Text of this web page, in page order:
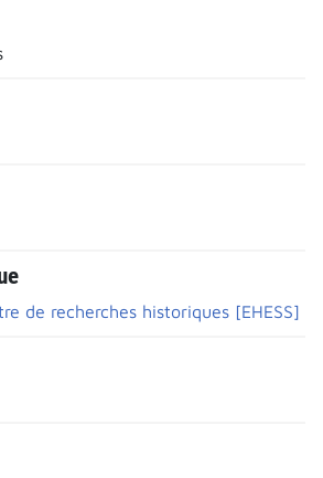
de recherches historiques [EHESS]